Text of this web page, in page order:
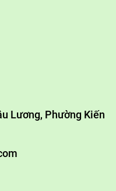
Lương, Phường Kiến